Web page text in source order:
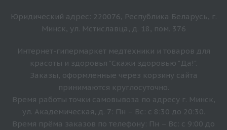
Юридический адрес: 220076, Республика Беларусь, г.
Минск, ул. Мстиславца, д. 18, пом. 376
Интернет-гипермаркет медтехники и товаров для
красоты и здоровья "Скажи здоровью "Да!".
Заказы, оформленные через корзину сайта
принимаются круглосуточно.
Время работы точки самовывоза по адресу г. Минск,
ул. Академическая, д. 7: Пн – Вс: с 8:30 до 20:30.
Время прёма заказов по телефону: Пн – Вс: с 9:00 до